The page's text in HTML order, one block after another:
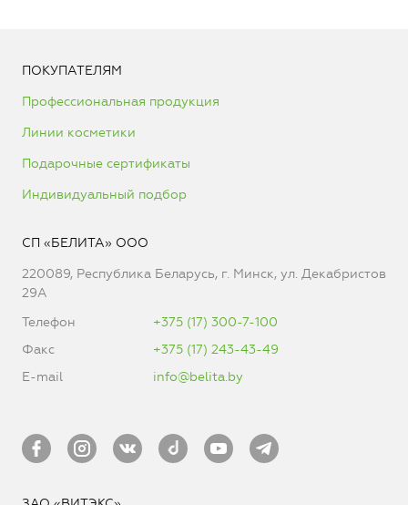
ПОКУПАТЕЛЯМ
Профессиональная продукция
Линии косметики
Подарочные сертификаты
Индивидуальный подбор
СП «БЕЛИТА» ООО
220089, Республика Беларусь, г. Минск, ул. Декабристов
29А
Телефон
+375 (17) 300-7-100
Факс
+375 (17) 243-43-49
E-mail
info@belita.by